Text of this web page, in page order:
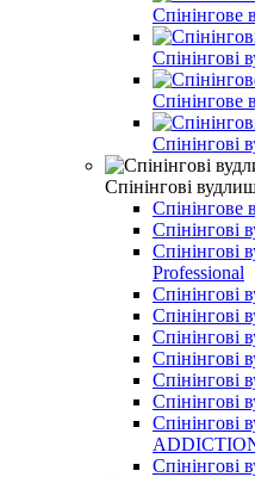
Спінінгове
Спінінгові
Спінінгове
Спінінгові
Спінінгові
Спінінгове
Спінінгові
Professional
Спінінгові
Спінінгові